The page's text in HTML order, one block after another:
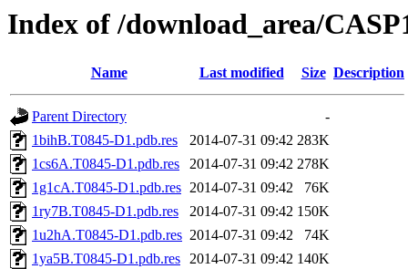
Index of /download_area/
Name Last modified Size Description
Parent Directory
-
1bihB.T0845-D1.pdb.res
2014-07-31 09:42 283K
1cs6A.T0845-D1.pdb.res
2014-07-31 09:42 278K
1g1cA.T0845-D1.pdb.res 2014-07-31 09:42
76K
1ry7B.T0845-D1.pdb.res
2014-07-31 09:42 150K
1u2hA.T0845-D1.pdb.res 2014-07-31 09:42
74K
1ya5B.T0845-D1.pdb.res 2014-07-31 09:42 140K